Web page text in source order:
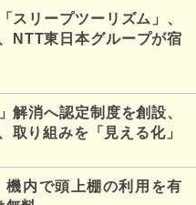
スリープツーリズム」、
NTT東日本グループが宿
解消へ認定制度を創設、
取り組みを「見える化」
内で頭上棚の利用を有